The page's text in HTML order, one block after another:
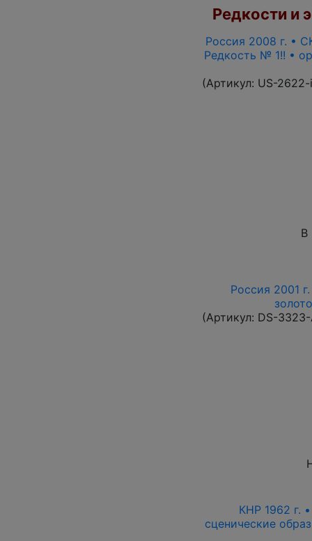
Редкости и
Россия 2008 г. •
Редкость № 1!! •
(Артикул: US-
В
Россия 2001
(Артикул: DS-
КНР 1962 г.
сценические